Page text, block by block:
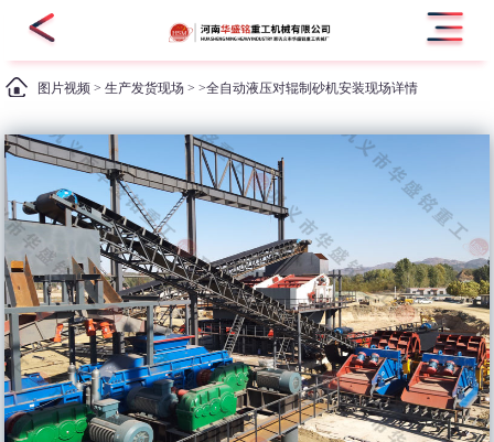
图片视频 >生产发货现场 > >全自动液压对辊制砂机安装现场详情